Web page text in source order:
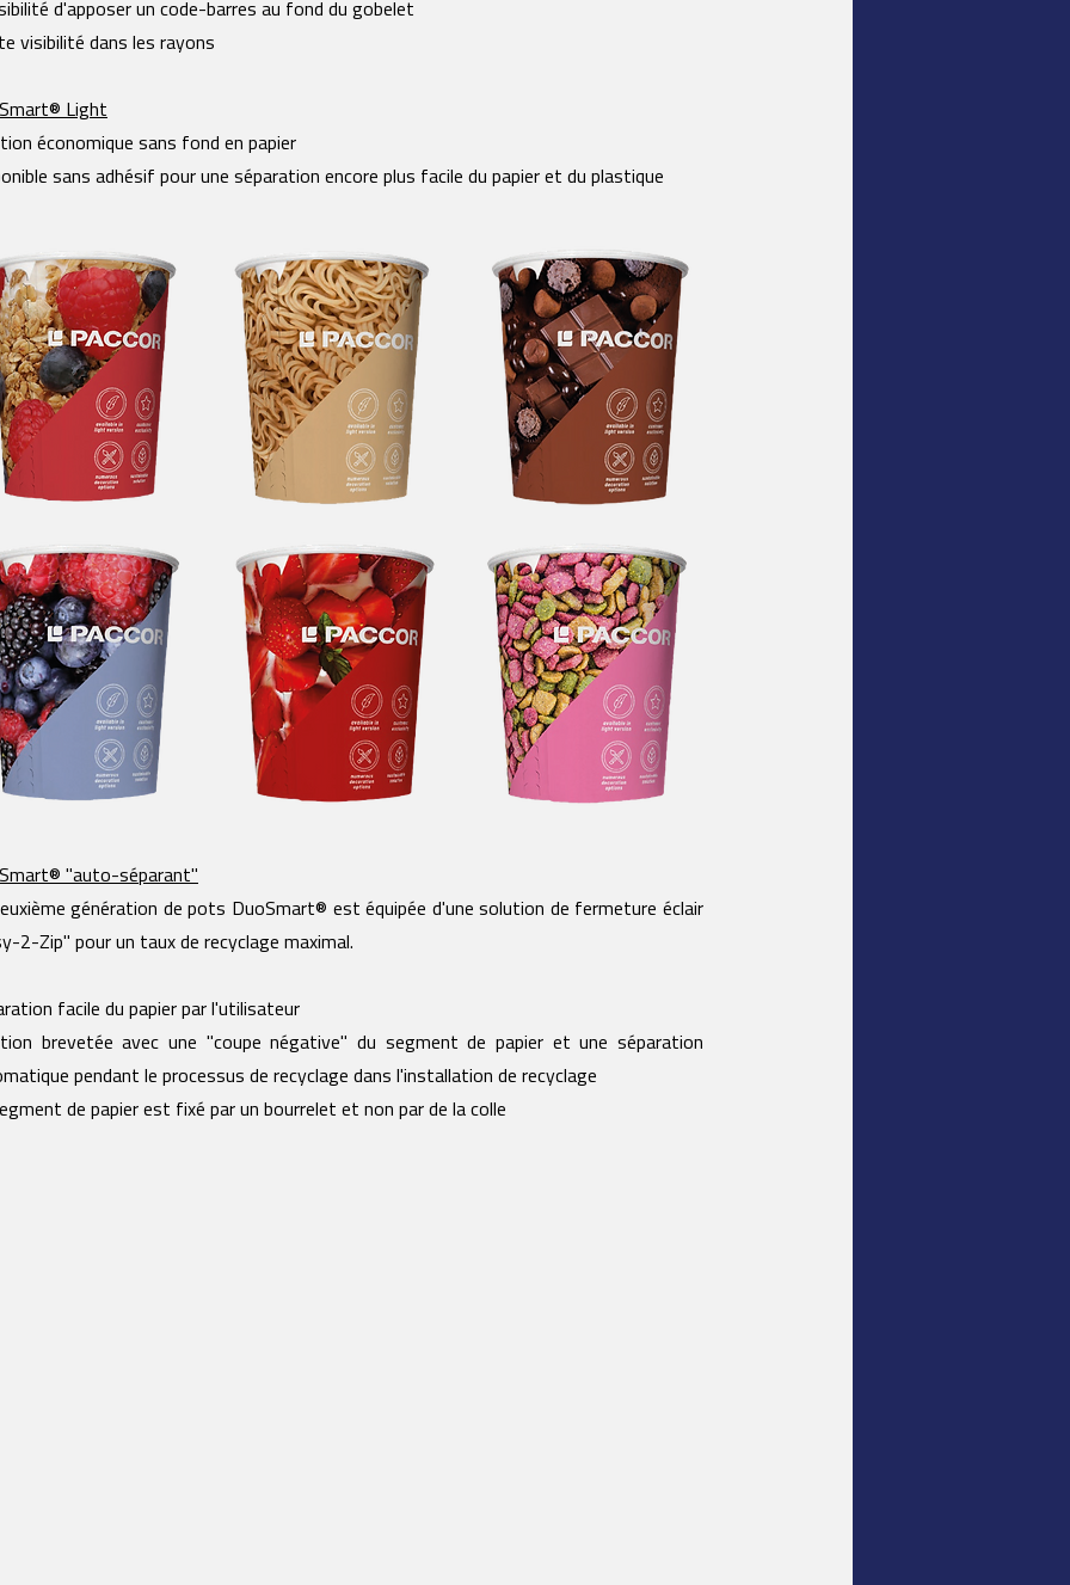
d'apposer un code-barres au fond du gobelet
visibilité dans les rayons
Light
économique sans fond en papier
sans adhésif pour une séparation encore plus facile du papier et du plastique
"auto-séparant"
génération de pots DuoSmart® est équipée d'une solution de fermeture éclair
2-Zip" pour un taux de recyclage maximal.
facile du papier par l'utilisateur
brevetée avec une "coupe négative" du segment de papier et une séparation
pendant le processus de recyclage dans l'installation de recyclage
de papier est fixé par un bourrelet et non par de la colle